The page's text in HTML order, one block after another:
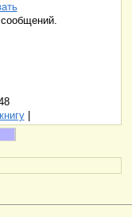
|